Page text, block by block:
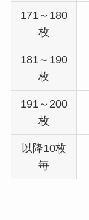
171～180
枚
181～190
枚
191～200
枚
以降10枚
毎